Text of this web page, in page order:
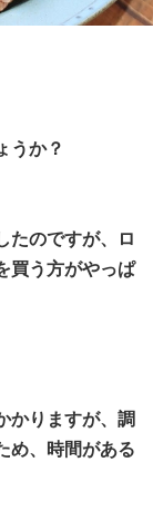
うか？
たのですが、ロ
買う方がやっぱ
かりますが、調
め、時間がある